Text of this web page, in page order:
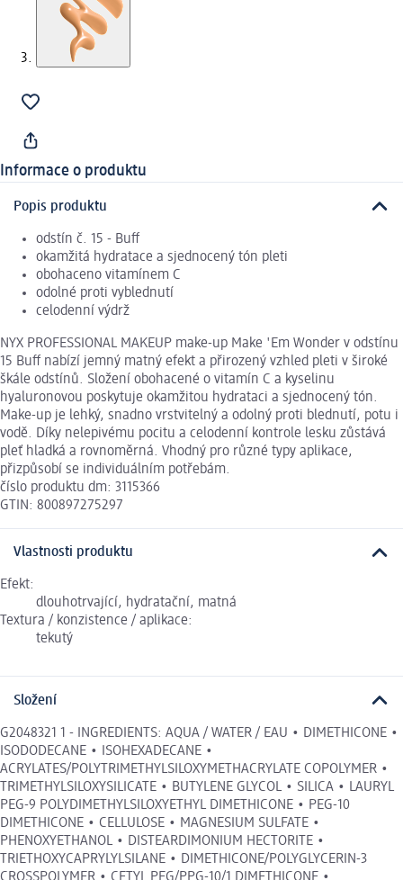
Informace o produktu
Popis produktu
odstín č. 15 - Buff
okamžitá hydratace a sjednocený tón pleti
obohaceno vitamínem C
odolné proti vyblednutí
celodenní výdrž
NYX PROFESSIONAL MAKEUP make-up Make 'Em Wonder v odstínu
15 Buff nabízí jemný matný efekt a přirozený vzhled pleti v široké
škále odstínů. Složení obohacené o vitamín C a kyselinu
hyaluronovou poskytuje okamžitou hydrataci a sjednocený tón.
Make-up je lehký, snadno vrstvitelný a odolný proti blednutí, potu i
vodě. Díky nelepivému pocitu a celodenní kontrole lesku zůstává
pleť hladká a rovnoměrná. Vhodný pro různé typy aplikace,
přizpůsobí se individuálním potřebám.
číslo produktu dm: 3115366
GTIN: 800897275297
Vlastnosti produktu
Efekt:
dlouhotrvající, hydratační, matná
Textura / konzistence / aplikace:
tekutý
Složení
G2048321 1 - INGREDIENTS: AQUA / WATER / EAU • DIMETHICONE •
ISODODECANE • ISOHEXADECANE •
ACRYLATES/POLYTRIMETHYLSILOXYMETHACRYLATE COPOLYMER •
TRIMETHYLSILOXYSILICATE • BUTYLENE GLYCOL • SILICA • LAURYL
PEG-9 POLYDIMETHYLSILOXYETHYL DIMETHICONE • PEG-10
DIMETHICONE • CELLULOSE • MAGNESIUM SULFATE •
PHENOXYETHANOL • DISTEARDIMONIUM HECTORITE •
TRIETHOXYCAPRYLYLSILANE • DIMETHICONE/POLYGLYCERIN-3